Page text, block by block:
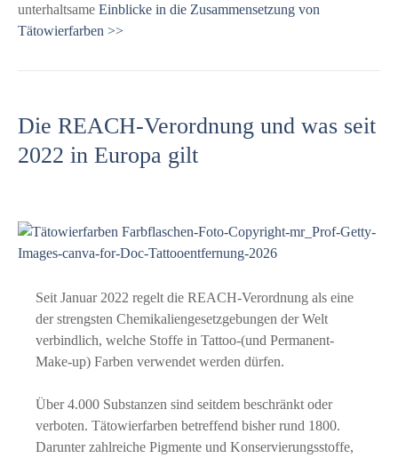
unterhaltsame Einblicke in die Zusammensetzung von
Tätowierfarben >>
Die REACH-Verordnung und was seit
2022 in Europa gilt
Seit Januar 2022 regelt die REACH-Verordnung als eine
der strengsten Chemikaliengesetzgebungen der Welt
verbindlich, welche Stoffe in Tattoo-(und Permanent-
Make-up) Farben verwendet werden dürfen.
Über 4.000 Substanzen sind seitdem beschränkt oder
verboten. Tätowierfarben betreffend bisher rund 1800.
Darunter zahlreiche Pigmente und Konservierungsstoffe,